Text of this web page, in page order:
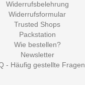
Widerrufsbelehrung
Widerrufsformular
Trusted Shops
Packstation
Wie bestellen?
Newsletter
- Häufig gestellte Fragen